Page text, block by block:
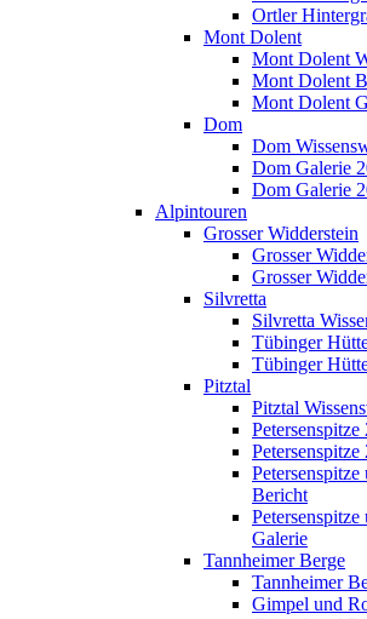
Ortler
Mont Dolent
Mont Dolent
Mont Dolent
Mont Dolent
Dom
Dom
Dom Galerie
Dom Galerie
Alpintouren
Grosser Widderstein
Grosser
Grosser
Silvretta
Silvretta
Tübinger
Tübinger
Pitztal
Pitztal
Bericht
Galerie
Tannheimer Berge
Tannheimer
Gimpel und